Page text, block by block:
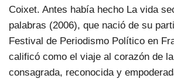
Coixet. Antes había hecho La vida
palabras (2006), que nació de su
Festival de Periodismo Político en
calificó como el viaje al corazón de
consagrada, reconocida y